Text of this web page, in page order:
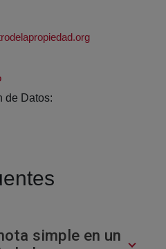
de Datos:
simple en un